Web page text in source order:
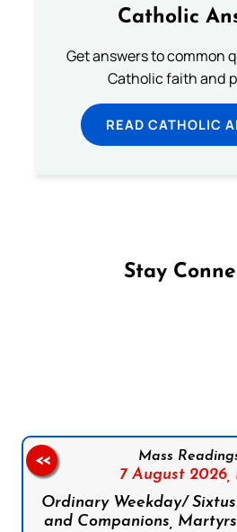
Catholic
Get answers to common
Catholic faith and
READ CATHOLIC
Stay
Mass
7 August 2026,
Ordinary Weekday/
and Companions,
<<